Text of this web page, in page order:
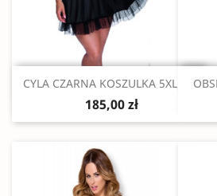
Szybki podgląd
CYLA CZARNA KOSZULKA 5XL/6XL
185,00 zł